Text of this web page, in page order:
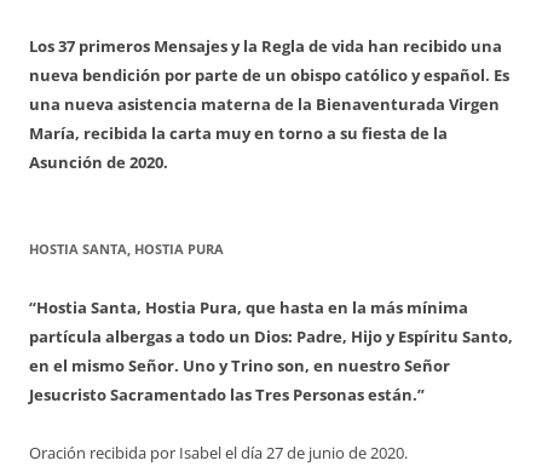
Los 37 primeros Mensajes y la Regla de vida han recibido una
nueva bendición por parte de un obispo católico y español. Es
una nueva asistencia materna de la Bienaventurada Virgen
María, recibida la carta muy en torno a su fiesta de la
Asunción de 2020.
HOSTIA SANTA, HOSTIA PURA
“Hostia Santa, Hostia Pura, que hasta en la más mínima
partícula albergas a todo un Dios: Padre, Hijo y Espíritu Santo,
en el mismo Señor. Uno y Trino son, en nuestro Señor
Jesucristo Sacramentado las Tres Personas están.”
Oración recibida por Isabel el día 27 de junio de 2020.